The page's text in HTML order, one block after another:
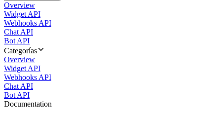
Overview
Widget API
Webhooks API
Chat API
Bot API
Categorías
Overview
Widget API
Webhooks API
Chat API
Bot API
Documentation